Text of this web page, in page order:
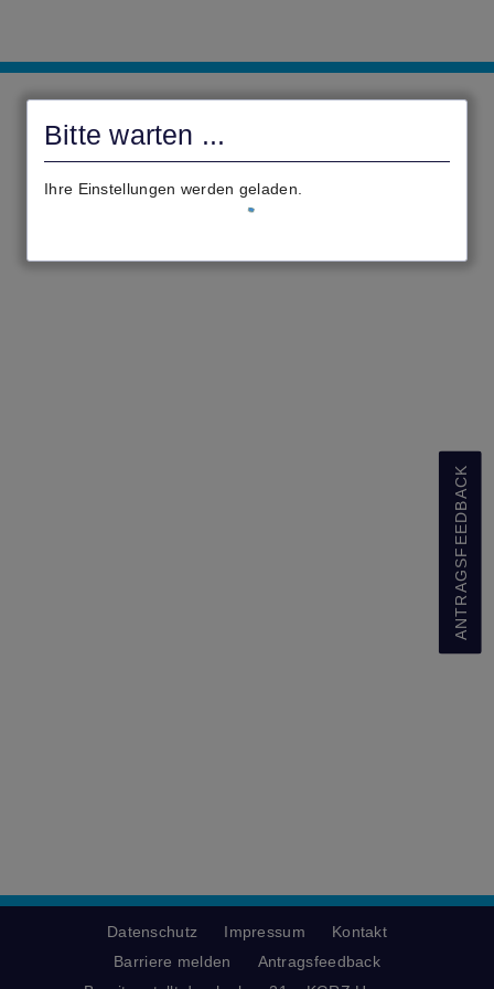
Bitte warten ...
Ihre Einstellungen werden geladen.
ANTRAGSFEEDBACK
Datenschutz Impressum
Kontakt
Barriere melden
Antragsfeedback